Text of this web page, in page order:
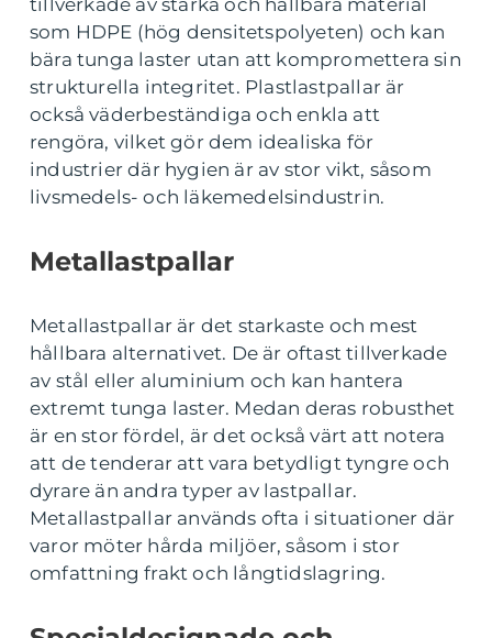
som HDPE (hög densitetspolyeten) och kan
bära tunga laster utan att kompromettera sin
strukturella integritet. Plastlastpallar är
också väderbeständiga och enkla att
rengöra, vilket gör dem idealiska för
industrier där hygien är av stor vikt, såsom
livsmedels- och läkemedelsindustrin.
Metallastpallar
Metallastpallar är det starkaste och mest
hållbara alternativet. De är oftast tillverkade
av stål eller aluminium och kan hantera
extremt tunga laster. Medan deras robusthet
är en stor fördel, är det också värt att notera
att de tenderar att vara betydligt tyngre och
dyrare än andra typer av lastpallar.
Metallastpallar används ofta i situationer där
varor möter hårda miljöer, såsom i stor
omfattning frakt och långtidslagring.